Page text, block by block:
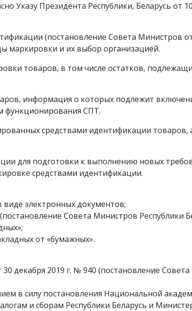
Указу Президента Республики, Беларусь от
(постановление Совета Министров
маркировки и их выбор организацией.
товаров, в том числе остатков,
информация о которых подлежит
функционирования СПТ.
средствами идентификации товаров,
для подготовки к выполнению новых
средствами идентификации.
электронных документов;
Совета Министров Республики
от «бумажных».
декабря 2019 г. № 940 (постановление
в силу постановления Национальной
и сборам Республики Беларусь и